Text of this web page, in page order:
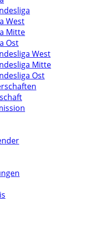
West
Mitte
Ost
West
Mitte
Ost